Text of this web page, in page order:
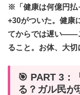
※「健康は何億円払
+30がついた。健康
てからでは遅い——
ること。お体、大切
🎯 PART 3：
る？ガル民が